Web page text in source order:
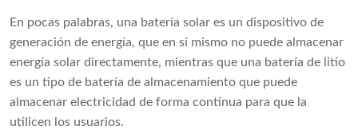
En pocas palabras, una batería solar es un dispositivo de
generación de energía, que en sí mismo no puede almacenar
energía solar directamente, mientras que una batería de litio
es un tipo de batería de almacenamiento que puede
almacenar electricidad de forma continua para que la
utilicen los usuarios.